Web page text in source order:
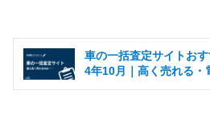
車の一括査定サイトお
4年10月｜高く売れる・